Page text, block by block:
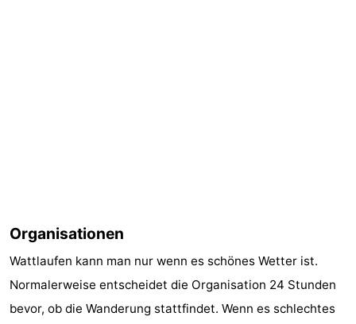
Organisationen
Wattlaufen kann man nur wenn es schönes Wetter ist.
Normalerweise entscheidet die Organisation 24 Stunden
bevor, ob die Wanderung stattfindet. Wenn es schlechtes